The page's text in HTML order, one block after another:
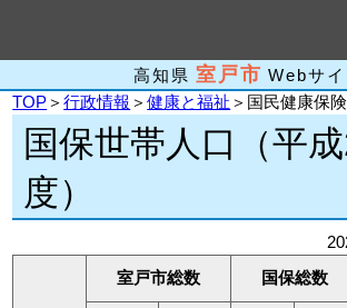
高知県 室戸市 Webサイ
TOP＞行政情報 ＞健康と福祉 ＞国民健康保険
国保世帯人口（平
度）
室戸市総数
国保総数